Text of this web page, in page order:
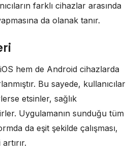
farklı cihazlar arasında
da olanak tanır.
hem de Android cihazlarda
Bu sayede, kullanıcılar
etsinler, sağlık
Uygulamanın sunduğu tüm
da eşit şekilde çalışması,